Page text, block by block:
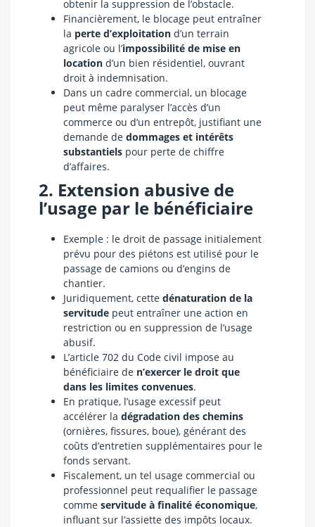
obtenir la suppression de l’obstacle.
Financièrement, le blocage peut entraîner
la perte d’exploitation d’un terrain
agricole ou l’impossibilité de mise en
location d’un bien résidentiel, ouvrant
droit à indemnisation.
Dans un cadre commercial, un blocage
peut même paralyser l’accès d’un
commerce ou d’un entrepôt, justifiant une
demande de dommages et intérêts
substantiels pour perte de chiffre
d’affaires.
2. Extension abusive de
l’usage par le bénéficiaire
Exemple : le droit de passage initialement
prévu pour des piétons est utilisé pour le
passage de camions ou d’engins de
chantier.
Juridiquement, cette dénaturation de la
servitude peut entraîner une action en
restriction ou en suppression de l’usage
abusif.
L’article 702 du Code civil impose au
bénéficiaire de n’exercer le droit que
dans les limites convenues.
En pratique, l’usage excessif peut
accélérer la dégradation des chemins
(ornières, fissures, boue), générant des
coûts d’entretien supplémentaires pour le
fonds servant.
Fiscalement, un tel usage commercial ou
professionnel peut requalifier le passage
comme servitude à finalité économique,
influant sur l’assiette des impôts locaux.